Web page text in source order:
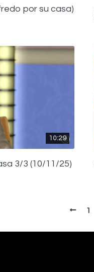
por su casa)
10:29
3/3 (10/11/25)
1